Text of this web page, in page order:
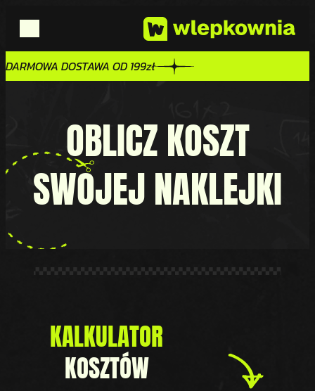
DARMOWA DOSTAWA OD 199zł
DARMOWA DOSTAWA OD 199zł
OBLICZ KOSZT
SWOJEJNAKLEJKI
KALKULATOR
KOSZTÓW